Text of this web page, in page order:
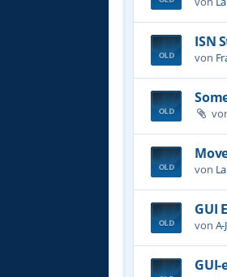
ISN
von
von
GUI
von A-